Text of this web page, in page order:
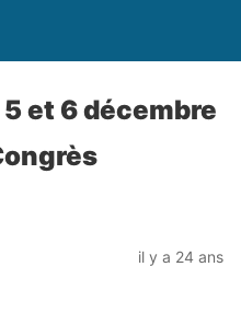
et 6 décembre
il y a 24 ans